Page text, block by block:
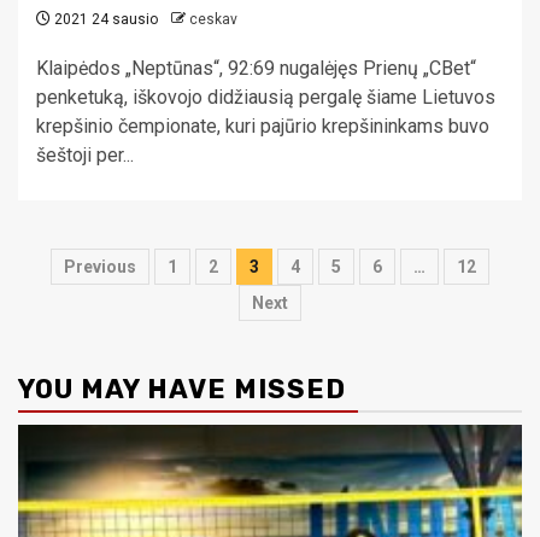
2021 24 sausio ceskav
Klaipėdos „Neptūnas“, 92:69 nugalėjęs Prienų „CBet“
penketuką, iškovojo didžiausią pergalę šiame Lietuvos
krepšinio čempionate, kuri pajūrio krepšininkams buvo
šeštoji per...
Įrašų
puslapiavimas
Previous 1 2 3 4 5 6 …
12
Next
YOU MAY HAVE MISSED